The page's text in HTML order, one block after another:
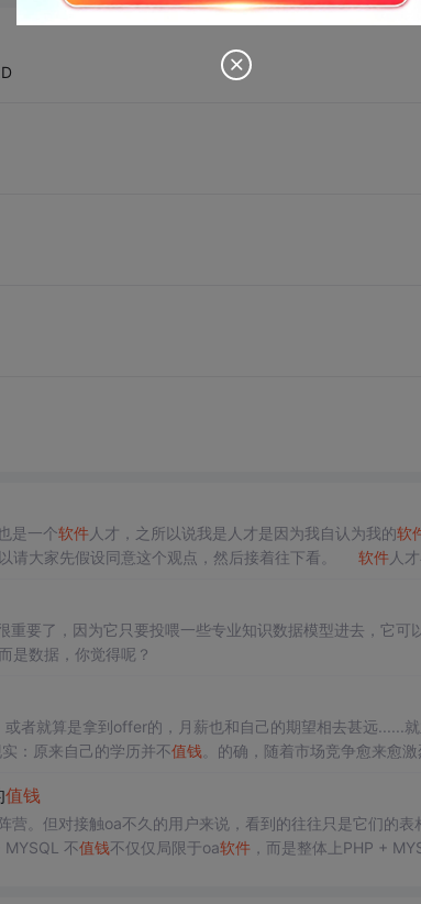
是一个软件人才，之所以说我是人才是因为我自认为我的软
请大家先假设同意这个观点，然后接着往下看。 软件人
要了，因为它只要投喂一些专业知识数据模型进去，它可
是数据，你觉得呢？
者就算是拿到offer的，月薪也和自己的期望相去甚远......
：原来自己的学历并不值钱 。的确，随着市场竞争愈来愈
值钱
。但对接触oa不久的用户来说，看到的往往只是它们的表
MYSQL 不值钱不仅仅局限于oa软件，而是整体上PHP +